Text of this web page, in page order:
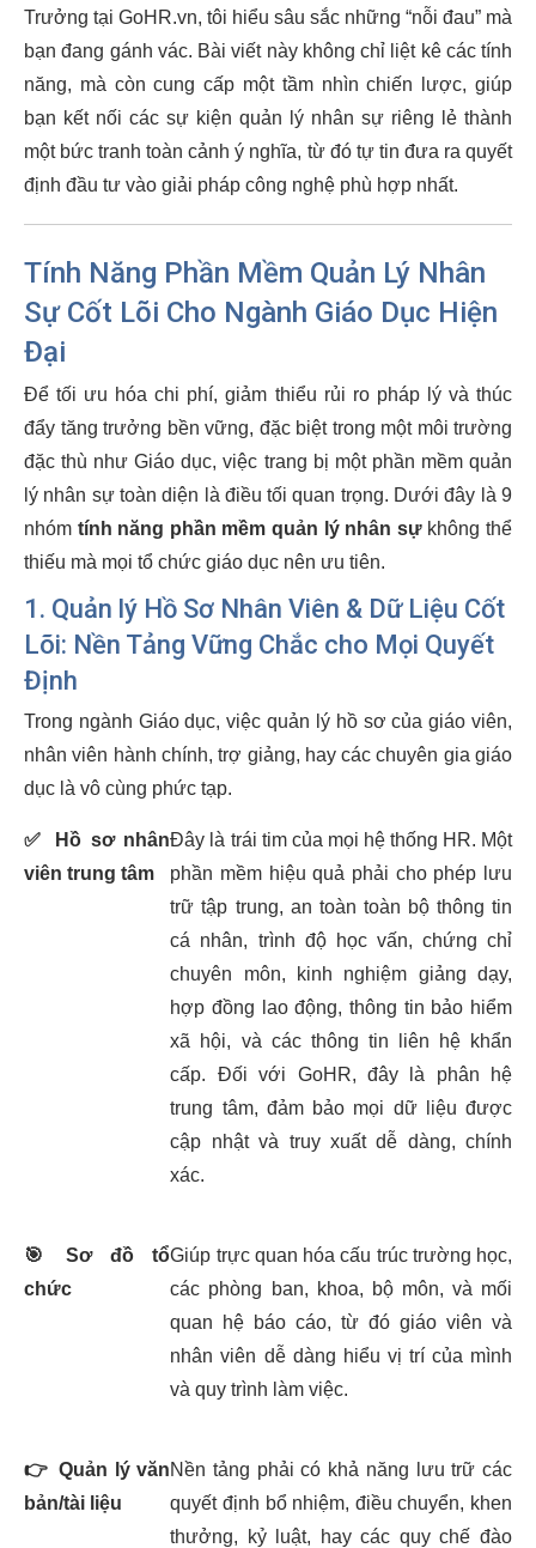
Trưởng tại GoHR.vn, tôi hiểu sâu sắc những “nỗi đau” mà
bạn đang gánh vác. Bài viết này không chỉ liệt kê các tính
năng, mà còn cung cấp một tầm nhìn chiến lược, giúp
bạn kết nối các sự kiện quản lý nhân sự riêng lẻ thành
một bức tranh toàn cảnh ý nghĩa, từ đó tự tin đưa ra quyết
định đầu tư vào giải pháp công nghệ phù hợp nhất.
Tính Năng Phần Mềm Quản Lý Nhân
Sự Cốt Lõi Cho Ngành Giáo Dục Hiện
Đại
Để tối ưu hóa chi phí, giảm thiểu rủi ro pháp lý và thúc
đẩy tăng trưởng bền vững, đặc biệt trong một môi trường
đặc thù như Giáo dục, việc trang bị một phần mềm quản
lý nhân sự toàn diện là điều tối quan trọng. Dưới đây là 9
nhóm tính năng phần mềm quản lý nhân sựkhông thể
thiếu mà mọi tổ chức giáo dục nên ưu tiên.
1. Quản lý Hồ Sơ Nhân Viên & Dữ Liệu Cốt
Lõi: Nền Tảng Vững Chắc cho Mọi Quyết
Định
Trong ngành Giáo dục, việc quản lý hồ sơ của giáo viên,
nhân viên hành chính, trợ giảng, hay các chuyên gia giáo
dục là vô cùng phức tạp.
✅
Hồ sơ nhân
viên trung tâm
Đây là trái tim của mọi hệ thống HR. Một
phần mềm hiệu quả phải cho phép lưu
trữ tập trung, an toàn toàn bộ thông tin
cá nhân, trình độ học vấn, chứng chỉ
chuyên môn, kinh nghiệm giảng dạy,
hợp đồng lao động, thông tin bảo hiểm
xã hội, và các thông tin liên hệ khẩn
cấp. Đối với GoHR, đây là phân hệ
trung tâm, đảm bảo mọi dữ liệu được
cập nhật và truy xuất dễ dàng, chính
xác.
🎯
Sơ đồ tổ
chức
Giúp trực quan hóa cấu trúc trường học,
các phòng ban, khoa, bộ môn, và mối
quan hệ báo cáo, từ đó giáo viên và
nhân viên dễ dàng hiểu vị trí của mình
và quy trình làm việc.
👉 Quản lý văn
bản/tài liệu
Nền tảng phải có khả năng lưu trữ các
quyết định bổ nhiệm, điều chuyển, khen
thưởng, kỷ luật, hay các quy chế đào